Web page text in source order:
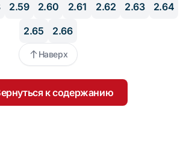
2.59 2.60 2.61 2.62 2.63
2.64
2.65
2.66
Наверх
к содержанию